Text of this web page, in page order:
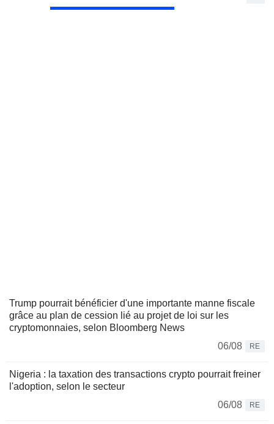
Trump pourrait bénéficier d'une importante manne fiscale
grâce au plan de cession lié au projet de loi sur les
cryptomonnaies, selon Bloomberg News
06/08
RE
Nigeria : la taxation des transactions crypto pourrait freiner
l'adoption, selon le secteur
06/08
RE